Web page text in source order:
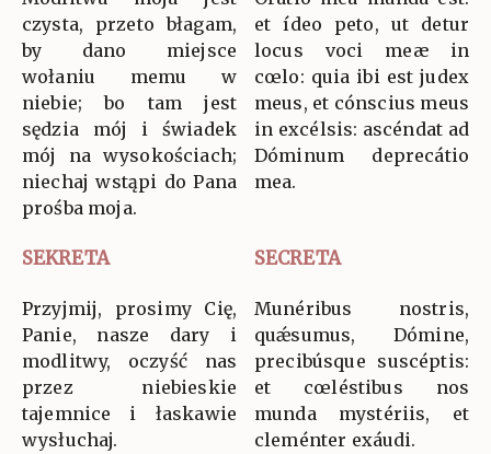
czysta, przeto błagam,
by dano miejsce
wołaniu memu w
niebie; bo tam jest
sędzia mój i świadek
mój na wysokościach;
niechaj wstąpi do Pana
prośba moja.
et ídeo peto, ut detur
locus voci meæ in
cœlo: quia ibi est judex
meus, et cónscius meus
in excélsis: ascéndat ad
Dóminum deprecátio
mea.
SEKRETA SECRETA
Przyjmij, prosimy Cię,
Panie, nasze dary i
modlitwy, oczyść nas
przez niebieskie
tajemnice i łaskawie
wysłuchaj.
Munéribus nostris,
quǽsumus, Dómine,
precibúsque suscéptis:
et cœléstibus nos
munda mystériis, et
cleménter exáudi.